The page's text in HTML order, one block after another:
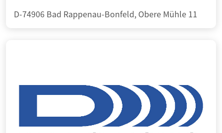
D-74906 Bad Rappenau-Bonfeld, Obere Mühle 11